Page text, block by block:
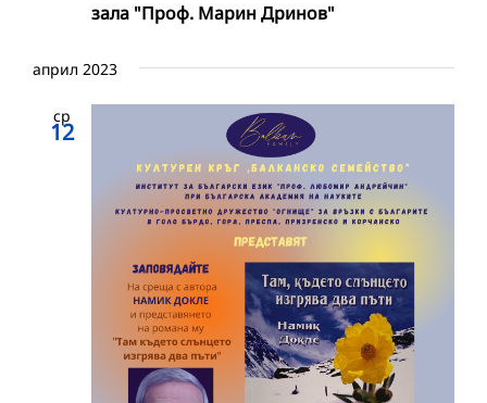
зала "Проф. Марин Дринов"
април 2023
ср
12